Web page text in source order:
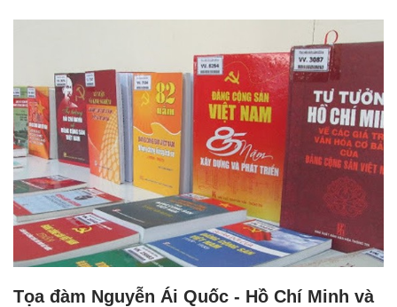
Tọa đàm Nguyễn Ái Quốc - Hồ Chí Minh và